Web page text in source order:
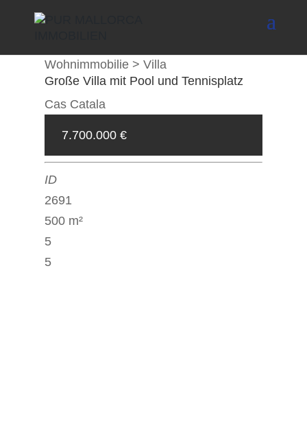
Wohnimmobilie > Villa
Große Villa mit Pool und Tennisplatz
Cas Catala
7.700.000 €
2691
500 m²
5
5